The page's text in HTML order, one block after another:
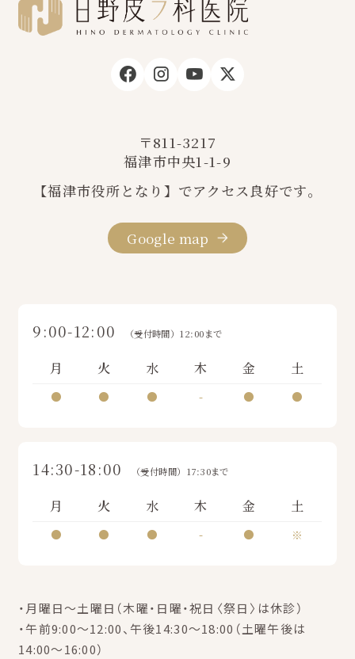
〒811-3217
福津市中央1-1-9
【福津市役所となり】でアクセス良好です。
Google map
9:00-12:00 （受付時間）12:00まで
月 火 水 木 金 土
● ● ● - ● ●
14:30-18:00 （受付時間）17:30まで
月 火 水 木 金 土
● ● ● - ● ※
・月曜日～土曜日（木曜・日曜・祝日〈祭日〉は休診）
・午前9:00～12:00、午後14:30～18:00（土曜午後は
14:00～16:00）